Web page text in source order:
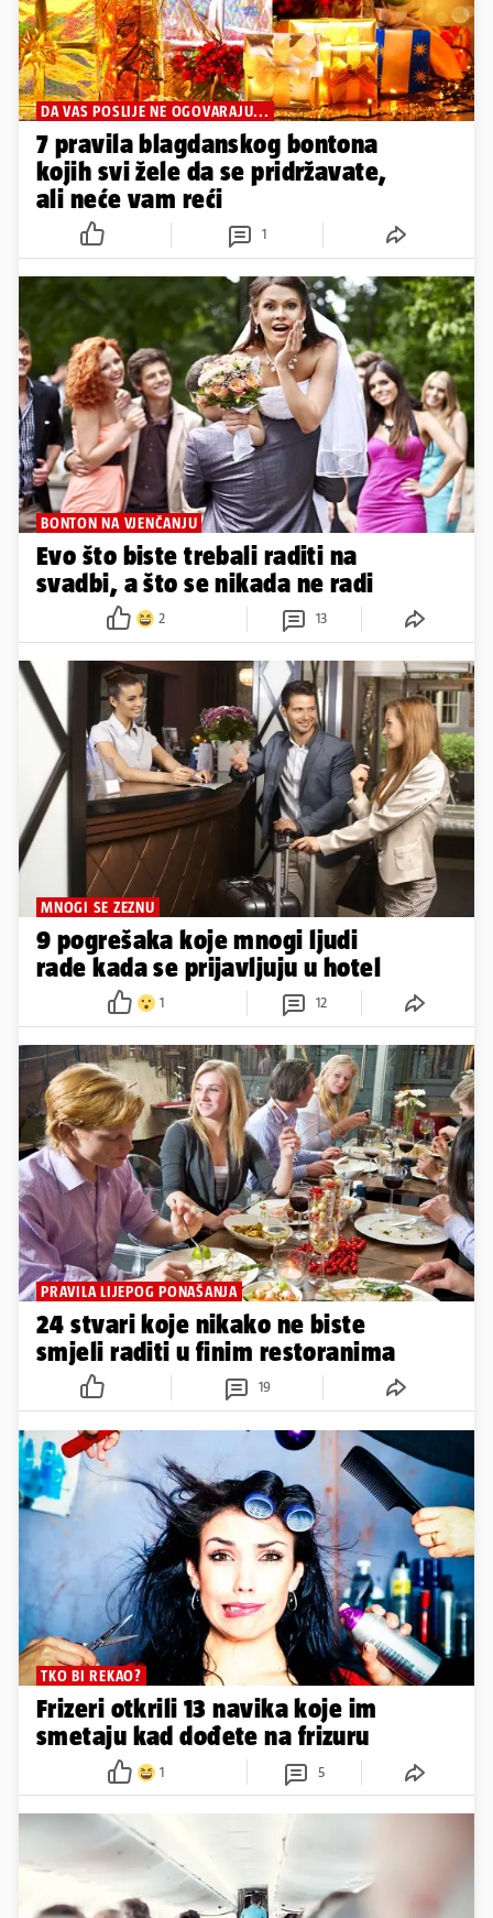
DA VAS POSLIJE NE OGOVARAJU...
7 pravila blagdanskog bontona
kojih svi žele da se pridržavate,
ali neće vam reći
1
BONTON NA VJENČANJU
Evo što biste trebali raditi na
svadbi, a što se nikada ne radi
2 13
MNOGI SE ZEZNU
9 pogrešaka koje mnogi ljudi
rade kada se prijavljuju u hotel
1 12
PRAVILA LIJEPOG PONAŠANJA
24 stvari koje nikako ne biste
smjeli raditi u finim restoranima
19
TKO BI REKAO?
Frizeri otkrili 13 navika koje im
smetaju kad dođete na frizuru
1 5